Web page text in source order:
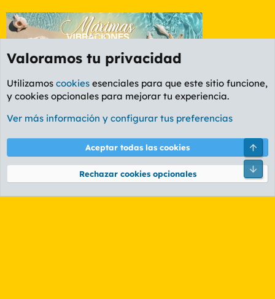
Etiquetas
Cookies
PL OLDSTYLE AMARILLO
Términos y reglas Política de privacidad Ayuda
Community platform by XenForo® © 2010-2026 XenForo Ltd.
Valoramos tu privacidad
Utilizamos cookies esenciales para que este sitio funcione,
y cookies opcionales para mejorar tu experiencia.
Ver más información y configurar tus preferencias
Aceptar todas las cookies
Rechazar cookies opcionales
Pie